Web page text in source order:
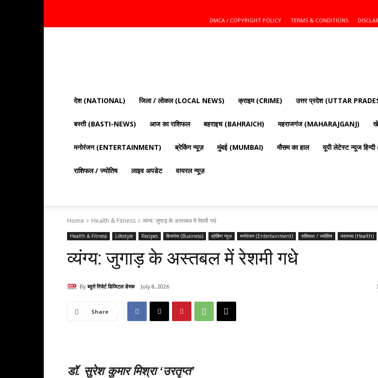
DMCA / COPYRIGHT POLICY TERMS & CONDITIONS
की
ताज़ा
राजनीति,
और
दुनिया
की
देश (NATIONAL) जिला / लोकल (LOCAL NEWS) क्राइम (CRIME) उत्तर प्रदेश (UTTAR
बस्ती (BASTI-NEWS) आज का राशिफल बहराइच (BAHRAICH) महराजगंज (MAHARAJGANJ)
मनोरंजन (ENTERTAINMENT) ब्रेकिंग न्यूज़ मुंबई (MUMBAI) मौसम का हाल यूपी लेटेस्ट न्यूज
राशिफल / ज्योतिष लाइव अपडेट वायरल न्यूज़
Home Health & Fitness व्यंग्य: जुगाड़ के अस्तबल में रेशमी गधे
Health & Fitness Lifestyle Recipes बिजनेस (Business) ब्रेकिंग न्यूज़ मनोरंजन (Entertainment) राशिफल / ज्योतिष स्वास्थ्य (Health)
व्यंग्य: जुगाड़ के अस्तबल में रेशमी गधे
By ब्यूरो रिपोर्ट डिजिटल डेस्क July 8, 2026
Share
डॉ. सुरेश कुमार मिश्रा ‘उरतृप्त’